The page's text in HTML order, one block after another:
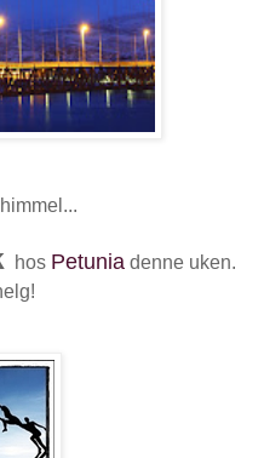
hos Petuniadenne uken.